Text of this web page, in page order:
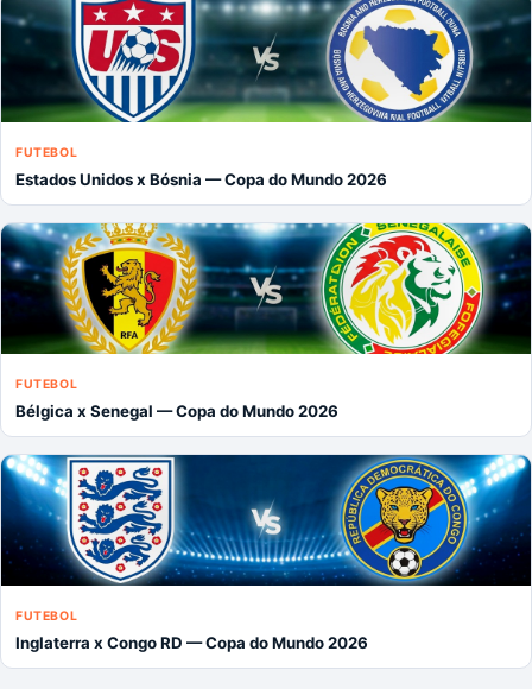
FUTEBOL
Estados Unidos x Bósnia — Copa do Mundo 2026
FUTEBOL
Bélgica x Senegal — Copa do Mundo 2026
FUTEBOL
Inglaterra x Congo RD — Copa do Mundo 2026